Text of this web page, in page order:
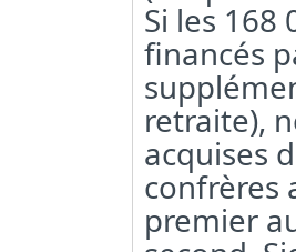
Si les 168
financés
retraite),
acquises
confrères
premier